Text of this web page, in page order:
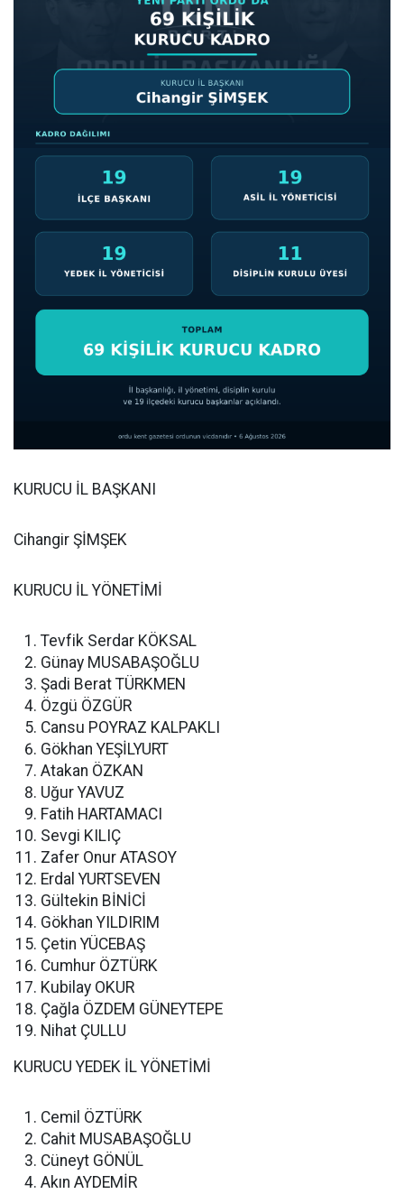
KURUCU İL BAŞKANI
Cihangir ŞİMŞEK
KURUCU İL YÖNETİMİ
Tevfik Serdar KÖKSAL
Günay MUSABAŞOĞLU
Şadi Berat TÜRKMEN
Özgü ÖZGÜR
Cansu POYRAZ KALPAKLI
Gökhan YEŞİLYURT
Atakan ÖZKAN
Uğur YAVUZ
Fatih HARTAMACI
Sevgi KILIÇ
Zafer Onur ATASOY
Erdal YURTSEVEN
Gültekin BİNİCİ
Gökhan YILDIRIM
Çetin YÜCEBAŞ
Cumhur ÖZTÜRK
Kubilay OKUR
Çağla ÖZDEM GÜNEYTEPE
Nihat ÇULLU
KURUCU YEDEK İL YÖNETİMİ
Cemil ÖZTÜRK
Cahit MUSABAŞOĞLU
Cüneyt GÖNÜL
Akın AYDEMİR